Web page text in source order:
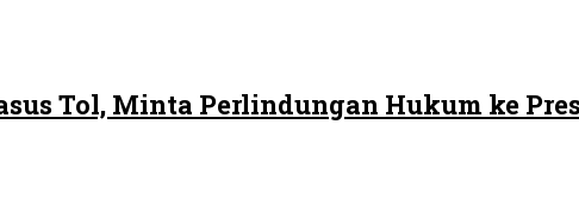
Tol, Minta Perlindungan Hukum ke